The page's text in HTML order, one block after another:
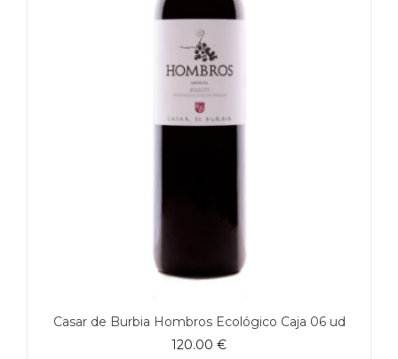
Casar de Burbia Hombros Ecológico Caja 06 ud
120.00 €